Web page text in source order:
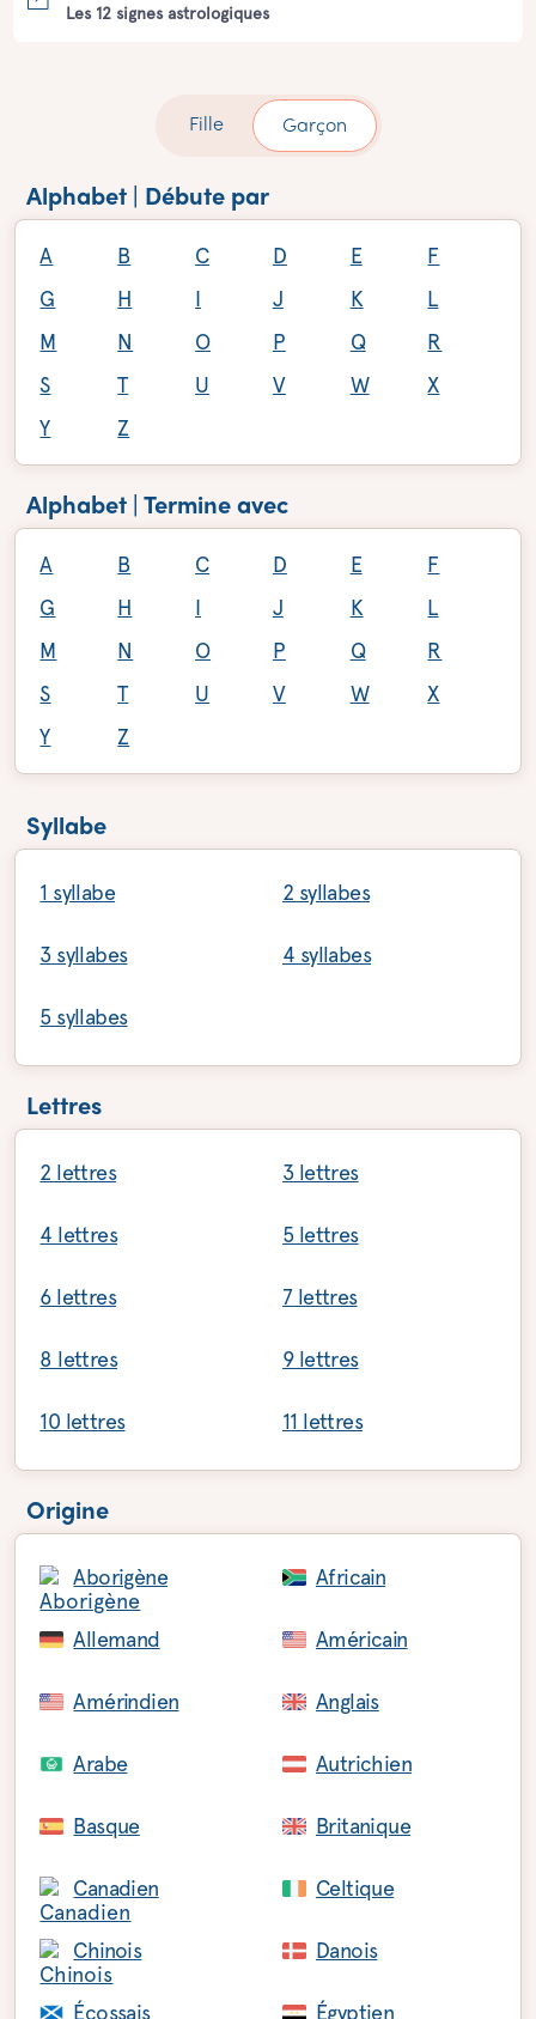
Les 12 signes astrologiques
Fille Garçon
Alphabet | Débute par
A B C D E
F
G
H I J K
L
M
N O P Q
R
S
T U V W
X
Y
Z
Alphabet | Termine avec
A B C D E
F
G
H I J K
L
M
N O P Q
R
S
T U V W
X
Y
Z
Syllabe
1 syllabe 2 syllabes
3 syllabes 4 syllabes
5 syllabes
Lettres
2 lettres 3 lettres
4 lettres 5 lettres
6 lettres 7 lettres
8 lettres 9 lettres
10 lettres 11 lettres
Origine
Aborigène Africain
Allemand Américain
Amérindien Anglais
Arabe Autrichien
Basque Britanique
Canadien Celtique
Chinois Danois
Écossais Égyptien